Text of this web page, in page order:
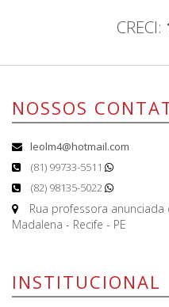
CRECI:
NOSSOS
leolm4@hotmail.com
(81) 99733-5511
(82) 98135-5022
Rua professora
Madalena - Recife - PE
INSTITUCIONAL